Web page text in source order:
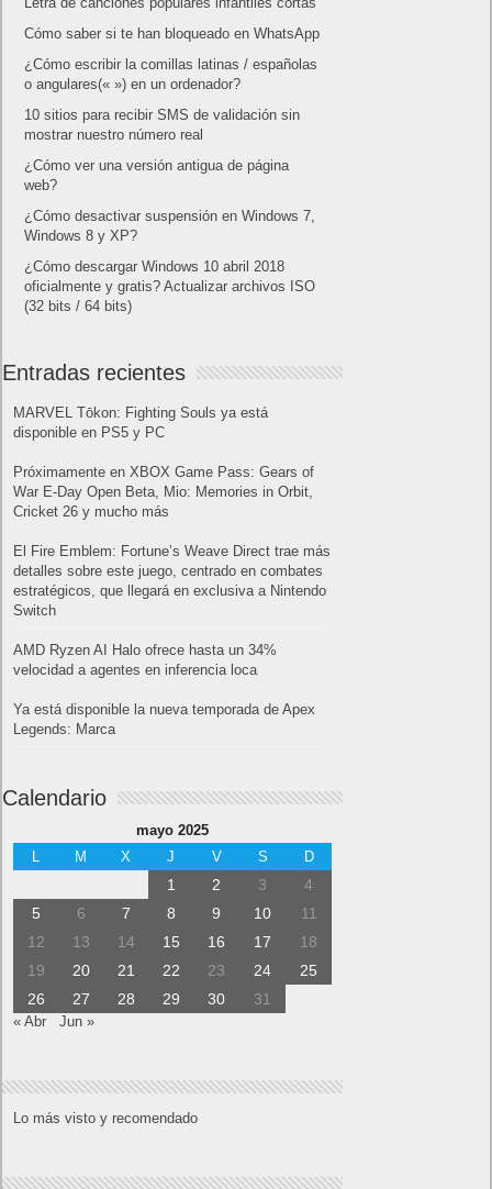
Cómo saber si te han bloqueado en WhatsApp
¿Cómo escribir la comillas latinas / españolas
o angulares(« ») en un ordenador?
10 sitios para recibir SMS de validación sin
mostrar nuestro número real
¿Cómo ver una versión antigua de página
web?
¿Cómo desactivar suspensión en Windows 7,
Windows 8 y XP?
¿Cómo descargar Windows 10 abril 2018
oficialmente y gratis? Actualizar archivos ISO
(32 bits / 64 bits)
Entradas recientes
MARVEL Tōkon: Fighting Souls ya está
disponible en PS5 y PC
Próximamente en XBOX Game Pass: Gears of
War E-Day Open Beta, Mio: Memories in Orbit,
Cricket 26 y mucho más
El Fire Emblem: Fortune’s Weave Direct trae más
detalles sobre este juego, centrado en combates
estratégicos, que llegará en exclusiva a Nintendo
Switch
AMD Ryzen AI Halo ofrece hasta un 34%
velocidad a agentes en inferencia loca
Ya está disponible la nueva temporada de Apex
Legends: Marca
Calendario
mayo 2025
M X J V S D
1 2 3
4
5
6 7 8 9 10
11
12
13 14 15 16 17
18
19
20 21 22 23 24
25
26
27 28 29 30 31
« Abr Jun »
Lo más visto y recomendado